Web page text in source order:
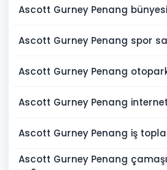
Ascott Gurney Penang
Ascott Gurney Penang spor
Ascott Gurney Penang
Ascott Gurney Penang
Ascott Gurney Penang iş
Ascott Gurney Penang